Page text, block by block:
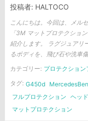
投稿者: HALTOCO
こんにちは。今回は、メル
「3M マットプロテクショ
紹介します。 ラグジュアリ
るボディを、飛び石や洗車
カテゴリー: プロテクション
タグ: G450d
フルプロテクション ヘッ
マットプロテクション